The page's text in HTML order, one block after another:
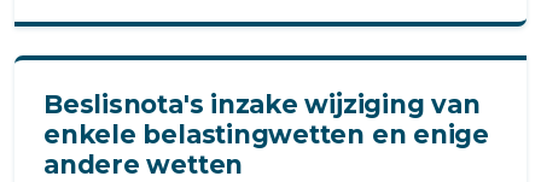
Beslisnota's inzake wijziging van
enkele belastingwetten en enige
andere wetten